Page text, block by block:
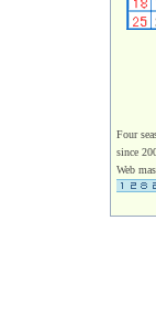
Four
since
Web